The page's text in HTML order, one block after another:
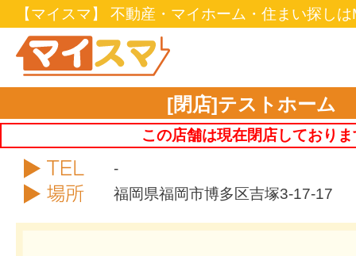
【マイスマ】 不動産・マイホーム・住まい探し
[閉店]テストホーム
この店舗は現在閉店しておりま
TEL
-
住所福岡県福岡市博多区吉塚3-17-17